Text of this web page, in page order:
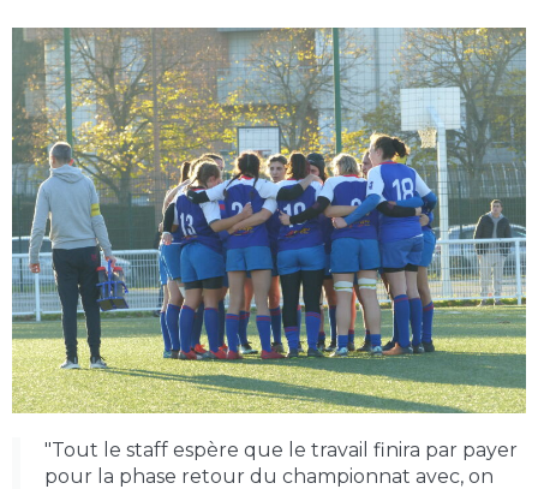
"Tout le staff espère que le travail finira par payer
pour la phase retour du championnat avec, on